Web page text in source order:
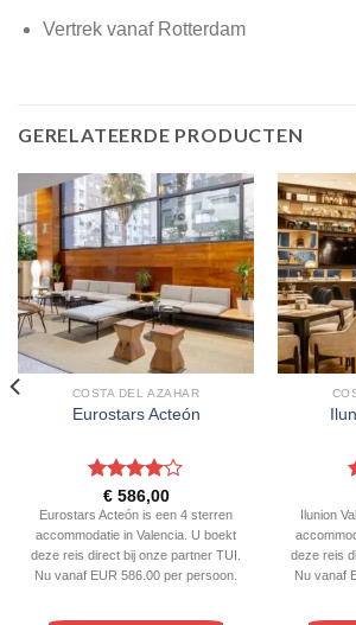
Vertrek vanaf Rotterdam
GERELATEERDE PRODUCTEN
COSTA DEL AZAHAR
Eurostars Acteón
Gewaardeerd
4uit 5
€586,00
Eurostars Acteón is een 4 sterren
accommodatie in Valencia. U boekt
deze reis direct bij onze partner TUI.
Nu vanaf EUR 586.00 per persoon.
Ilunion
deze reis
Nu vanaf